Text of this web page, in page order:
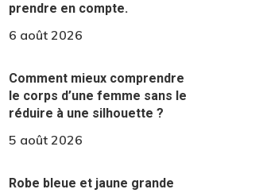
prendre en compte.
6 août 2026
Comment mieux comprendre
le corps d’une femme sans le
réduire à une silhouette ?
5 août 2026
Robe bleue et jaune grande